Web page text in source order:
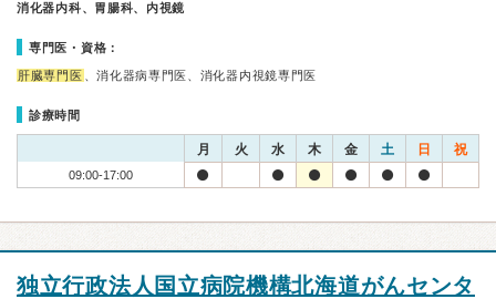
消化器内科、胃腸科、内視鏡
専門医・資格：
肝臓専門医 、消化器病専門医、消化器内視鏡専門医
診療時間
月 火 水 木 金 土 日 祝
09:00-17:00
独立行政法人国立病院機構北海道がんセンタ